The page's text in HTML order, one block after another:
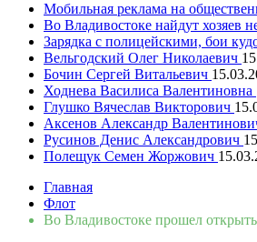
Мобильная реклама на
Во Владивостоке найдут хозяев
Зарядка с полицейскими, бои
Вельгодский Олег Николаевич
Бочин Сергей Витальевич
Ходнева Василиса Валентиновна
Глушко Вячеслав Викторович
Аксенов Александр
Русинов Денис Александрович
Полещук Семен Жоржович
Главная
Флот
Во Владивостоке прошел